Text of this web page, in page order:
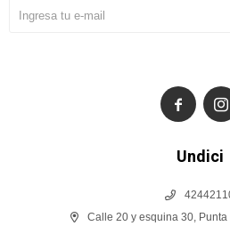
Undici
Calle 20 y esquina 30,
 